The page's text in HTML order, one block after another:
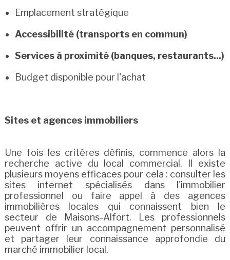
Emplacement stratégique
Accessibilité (transports en commun)
Services à proximité (banques, restaurants...)
Budget disponible pour l'achat
Sites et agences immobiliers
Une fois les critères définis, commence alors la
recherche active du local commercial. Il existe
plusieurs moyens efficaces pour cela : consulter les
sites internet spécialisés dans l'immobilier
professionnel ou faire appel à des agences
immobilières locales qui connaissent bien le
secteur de Maisons-Alfort. Les professionnels
peuvent offrir un accompagnement personnalisé
et partager leur connaissance approfondie du
marché immobilier local.